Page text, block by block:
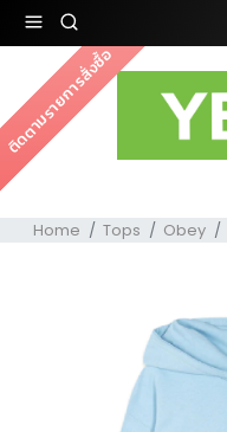
ติดตามรายการสั่งซื้อ
Home Tops Obey